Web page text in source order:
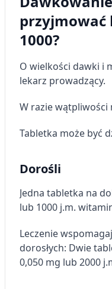
przyjmować
1000?
O wielkości dawki i
lekarz prowadzący.
W razie wątpliwości
Tabletka może być
Dorośli
Jedna tabletka na
lub 1000 j.m.
Leczenie
dorosłych: Dwie
0,050 mg lub 2000